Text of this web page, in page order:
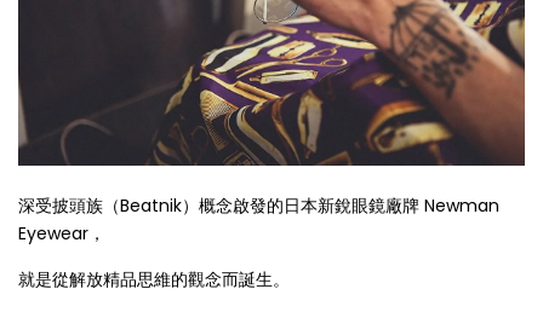
深受披頭族（Beatnik）概念啟發的日本新銳眼鏡廠牌 Newman
Eyewear，
就是從解放精品思維的觀念而誕生。